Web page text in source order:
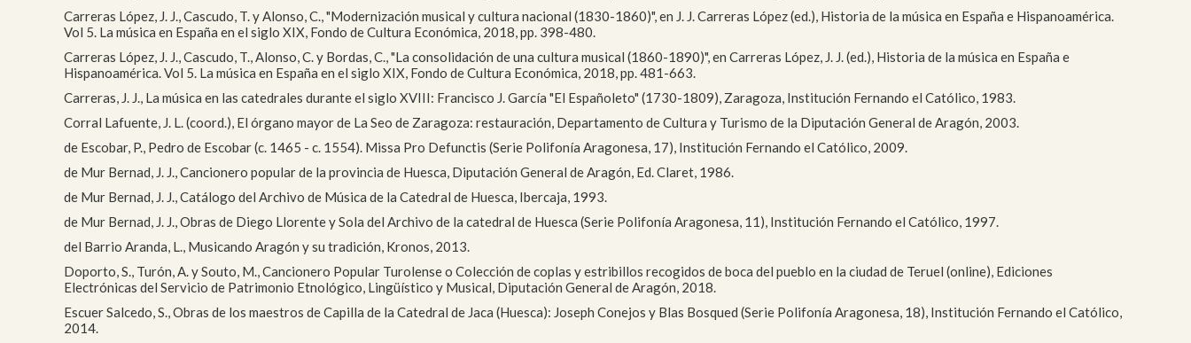
Carreras López, J. J., Cascudo, T. y Alonso, C., "Modernización musical y cultura nacional (1830-1860)", en J. J. Carreras López (ed.), Historia de la música en España e Hispanoamérica.
Vol 5. La música en España en el siglo XIX, Fondo de Cultura Económica, 2018, pp. 398-480.
Carreras López, J. J., Cascudo, T., Alonso, C. y Bordas, C., "La consolidación de una cultura musical (1860-1890)", en Carreras López, J. J. (ed.), Historia de la música en España e
Hispanoamérica. Vol 5. La música en España en el siglo XIX, Fondo de Cultura Económica, 2018, pp. 481-663.
Carreras, J. J., La música en las catedrales durante el siglo XVIII: Francisco J. García "El Españoleto" (1730-1809), Zaragoza, Institución Fernando el Católico, 1983.
Corral Lafuente, J. L. (coord.), El órgano mayor de La Seo de Zaragoza: restauración, Departamento de Cultura y Turismo de la Diputación General de Aragón, 2003.
de Escobar, P., Pedro de Escobar (c. 1465 - c. 1554). Missa Pro Defunctis (Serie Polifonía Aragonesa, 17), Institución Fernando el Católico, 2009.
de Mur Bernad, J. J., Cancionero popular de la provincia de Huesca, Diputación General de Aragón, Ed. Claret, 1986.
de Mur Bernad, J. J., Catálogo del Archivo de Música de la Catedral de Huesca, Ibercaja, 1993.
de Mur Bernad, J. J., Obras de Diego Llorente y Sola del Archivo de la catedral de Huesca (Serie Polifonía Aragonesa, 11), Institución Fernando el Católico, 1997.
del Barrio Aranda, L., Musicando Aragón y su tradición, Kronos, 2013.
Doporto, S., Turón, A. y Souto, M., Cancionero Popular Turolense o Colección de coplas y estribillos recogidos de boca del pueblo en la ciudad de Teruel (online), Ediciones
Electrónicas del Servicio de Patrimonio Etnológico, Lingüístico y Musical, Diputación General de Aragón, 2018.
Escuer Salcedo, S., Obras de los maestros de Capilla de la Catedral de Jaca (Huesca): Joseph Conejos y Blas Bosqued (Serie Polifonía Aragonesa, 18), Institución Fernando el Católico,
2014.